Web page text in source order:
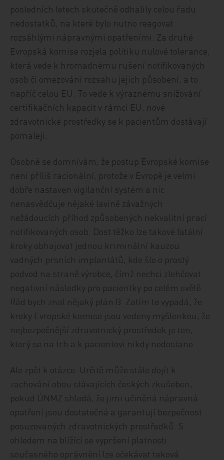
posledních letech skutečně odhalily celou řadu
nedostatků, na které bylo nutno reagovat
rozsáhlými nápravnými opatřeními. Za druhé
Evropská komise rozjela politiku nulové tolerance,
která vede k hromadnému rušení notifikovaných
osob či omezování rozsahu jejich působení, a to
napříč celou EU. To vede k výraznému snižování
certifikačních kapacit v rámci EU, nové
zdravotnické prostředky se k pacientům dostávají
pomaleji.
Osobně se domnívám, že postup Evropské komise
není příliš racionální, protože v Evropě je velmi
dobře nastaven vigilanční systém a nic
nenasvědčuje nějaké lavině závažných
nežádoucích příhod způsobených nekvalitní prací
notifikovaných osob. Dost těžko lze takové fatální
kroky obhajovat jednou kriminální kauzou
vadných prsních implantátů, kde šlo o prostý
podvod na straně výrobce, čímž nechci zlehčovat
negativní následky pro pacientky po celém světě.
Rád bych znal nějaký plán B. Zatím to vypadá, že
kroky Evropské komise jsou vedeny myšlenkou, že
nejbezpečnější zdravotnický prostředek je ten,
který se na trh a k pacientovi nikdy nedostane.
Ale zpět k otázce. Určitě může stále dojít k
zachování obou stávajících českých zkušeben,
pokud ÚNMZ shledá, že jimi učiněná nápravná
opatření jsou dostatečná a garantují bezpečnost
posuzovaných zdravotnických prostředků. S
ohledem na blížící se vypršení platnosti
současného oprávnění lze očekávat taková